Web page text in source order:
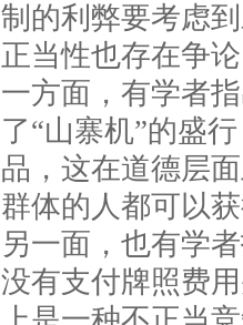
制的利弊要考虑
正当性也存在争
一方面，有学者
了“山寨机”的盛
品，这在道德层
群体的人都可以
另一面，也有学
没有支付牌照费